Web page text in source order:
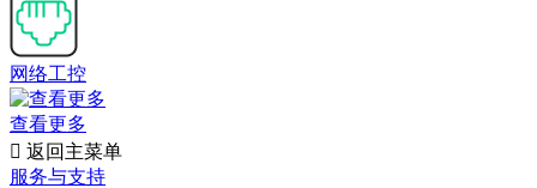
网络工控
查看更多
 返回主菜单
服务与支持